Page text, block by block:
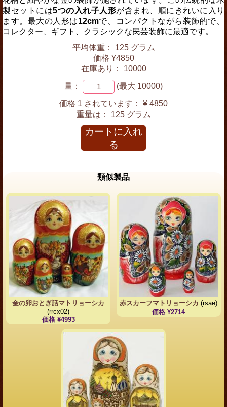
製セットには5つの入れ子人形が含まれ、順にきれいに入り
ます。最大の人形は12cmで、コンパクトながら装飾的で、
コレクター、ギフト、クラシックな民芸装飾に最適です。
平均体重： 125 グラム
価格 ¥4850
在庫あり： 10000
量： (最大 10000)
価格 1 されています：
¥ 4850
重量は： 125 グラム
カートに入れ
る
類似製品
金の卵おとぎ話マトリョーシカ
(rrcx02)
価格 ¥4993
赤スカーフマトリョーシカ (rsae)
価格 ¥2714